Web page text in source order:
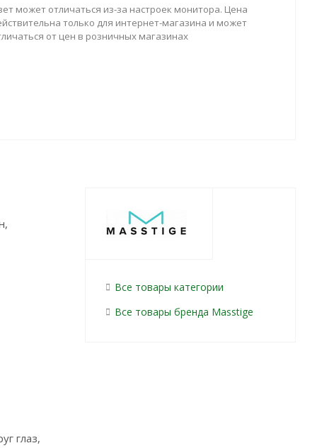
может отличаться из-за настроек монитора. Цена
только для интернет-магазина и может
от цен в розничных магазинах
глаз,
Все товары категории
Все товары бренда Masstige